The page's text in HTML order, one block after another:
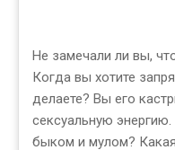
Не замечали ли вы,
Когда вы хотите
делаете? Вы его
сексуальную
быком и мулом?